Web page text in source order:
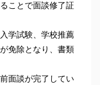
ことで面談修了証
学試験、学校推薦
免除となり、書類
面談が完了してい